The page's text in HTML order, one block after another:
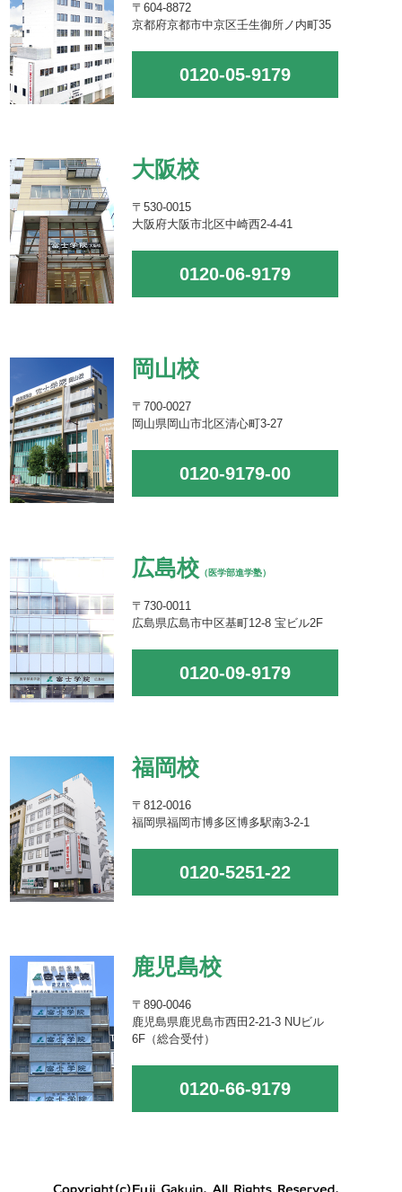
〒604-8872
京都府京都市中京区壬生御所ノ内町35
0120-05-9179
大阪校
〒530-0015
大阪府大阪市北区中崎西2-4-41
0120-06-9179
岡山校
〒700-0027
岡山県岡山市北区清心町3-27
0120-9179-00
広島校 （医学部進学塾）
〒730-0011
広島県広島市中区基町12-8 宝ビル2F
0120-09-9179
福岡校
〒812-0016
福岡県福岡市博多区博多駅南3-2-1
0120-5251-22
鹿児島校
〒890-0046
鹿児島県鹿児島市西田2-21-3 NUビル
6F（総合受付）
0120-66-9179